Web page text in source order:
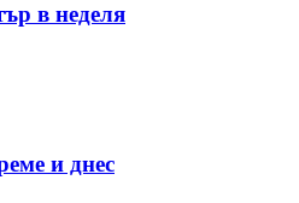
в неделя
и днес